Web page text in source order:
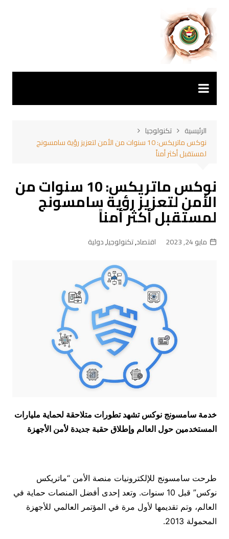
المحتوى
الرئيسية
تكنولوجيا
نوكس ماتريكس: 10 سنوات من الأمن لتعزيز رؤية سامسونج
لمستقبل أكثر أمناً
نوكس ماتريكس: 10 سنوات من
الأمن لتعزيز رؤية سامسونج
لمستقبل أكثر أمناً
مايو 24, 2023 اقتصاد,تكنولوجيا,دولية
خدمة سامسونج نوكس تشهد تطورات متلاحقة لحماية مليارات
المستخدمين حول العالم وإطلاق حقبة جديدة لأمن الأجهزة
طرحت سامسونج للإلكترونيات منصة الأمن “ماتريكس
نوكس” قبل 10 سنوات. وتعد إحدى أفضل المنصات حماية في
العالم، وتم تقديمها لأول مرة في المؤتمر العالمي للأجهزة
المحمولة 2013.